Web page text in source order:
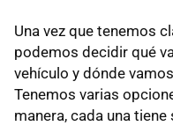
Una vez que tenemos
podemos decidir qué
vehículo y dónde
Tenemos varias
manera, cada una